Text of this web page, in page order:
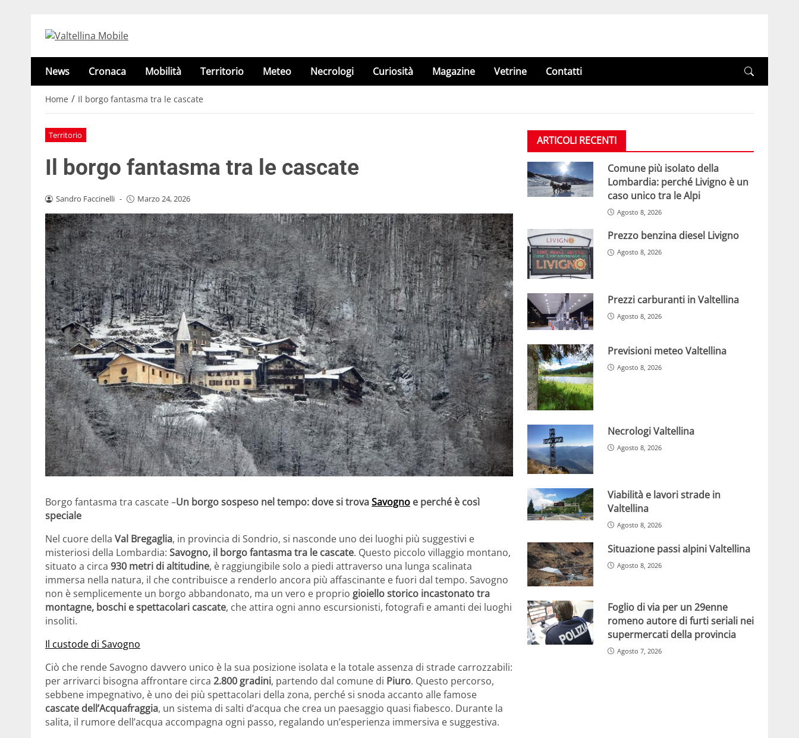
News Cronaca Mobilità Territorio Meteo Necrologi Curiosità Magazine Vetrine Contatti
Home / Il borgo fantasma tra le cascate
Territorio
Il borgo fantasma tra le cascate
Sandro Faccinelli - Marzo 24, 2026
Borgo fantasma tra cascate –Un borgo sospeso nel tempo: dove si trovaSavogno e perché è così
speciale
Nel cuore della Val Bregaglia, in provincia di Sondrio, si nasconde uno dei luoghi più suggestivi e
misteriosi della Lombardia: Savogno, il borgo fantasma tra le cascate. Questo piccolo villaggio montano,
situato a circa 930 metri di altitudine, è raggiungibile solo a piedi attraverso una lunga scalinata
immersa nella natura, il che contribuisce a renderlo ancora più affascinante e fuori dal tempo. Savogno
non è semplicemente un borgo abbandonato, ma un vero e proprio gioiello storico incastonato tra
montagne, boschi e spettacolari cascate, che attira ogni anno escursionisti, fotografi e amanti dei luoghi
insoliti.
Il custode di Savogno
Ciò che rende Savogno davvero unico è la sua posizione isolata e la totale assenza di strade carrozzabili:
per arrivarci bisogna affrontare circa 2.800 gradini, partendo dal comune di Piuro. Questo percorso,
sebbene impegnativo, è uno dei più spettacolari della zona, perché si snoda accanto alle famose
cascate dell’Acquafraggia, un sistema di salti d’acqua che crea un paesaggio quasi fiabesco. Durante la
salita, il rumore dell’acqua accompagna ogni passo, regalando un’esperienza immersiva e suggestiva.
ARTICOLI RECENTI
Comune più isolato della
Lombardia: perché Livigno è un
caso unico tra le Alpi
Agosto 8, 2026
Prezzo benzina diesel Livigno
Agosto 8, 2026
Prezzi carburanti in Valtellina
Agosto 8, 2026
Previsioni meteo Valtellina
Agosto 8, 2026
Necrologi Valtellina
Agosto 8, 2026
Viabilità e lavori strade in
Valtellina
Agosto 8, 2026
Situazione passi alpini Valtellina
Agosto 8, 2026
Foglio di via per un 29enne
romeno autore di furti seriali nei
supermercati della provincia
Agosto 7, 2026